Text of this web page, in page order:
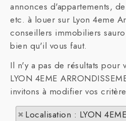
annonces d'appartements,
etc. à louer sur Lyon 4eme
conseillers immobiliers
bien qu'il vous faut.
Il n'y a pas de résultats pour
LYON 4EME
invitons à modifier vos
Localisation : LYON